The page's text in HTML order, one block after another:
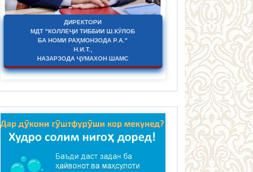
ДИРЕКТОРИ
МДТ "КОЛЛЕҶИ ТИББИИ Ш.КӮЛОБ
БА НОМИ РАҲМОНЗОДА Р.А."
Н.И.Т.,
НАЗАРЗОДА ҶУМАХОН ШАМС